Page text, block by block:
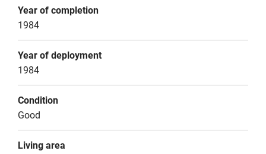
Year of completion
1984
Year of deployment
1984
Condition
Good
Living area